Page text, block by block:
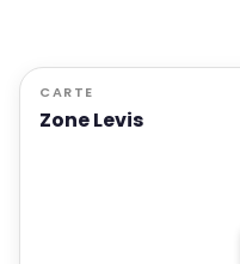
CARTE
Zone Levis